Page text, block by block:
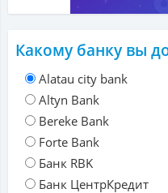
Какому банку вы
Alatau city bank
Altyn Bank
Bereke Bank
Forte Bank
Банк RBK
Банк ЦентрКредит